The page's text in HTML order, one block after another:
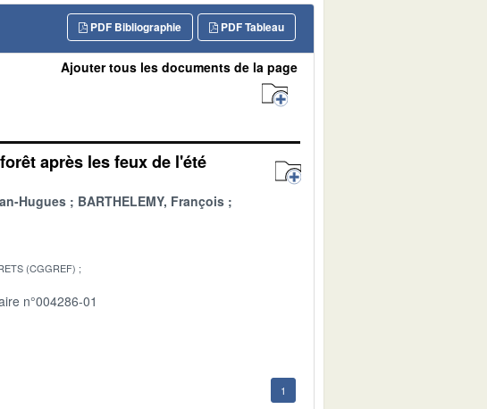
PDF Tableau
PDF Bibliographie
Ajouter tous les documents de la page
après les feux de l'été
Hugues
BARTHELEMY, François
(CGGREF)
n°004286-01
1